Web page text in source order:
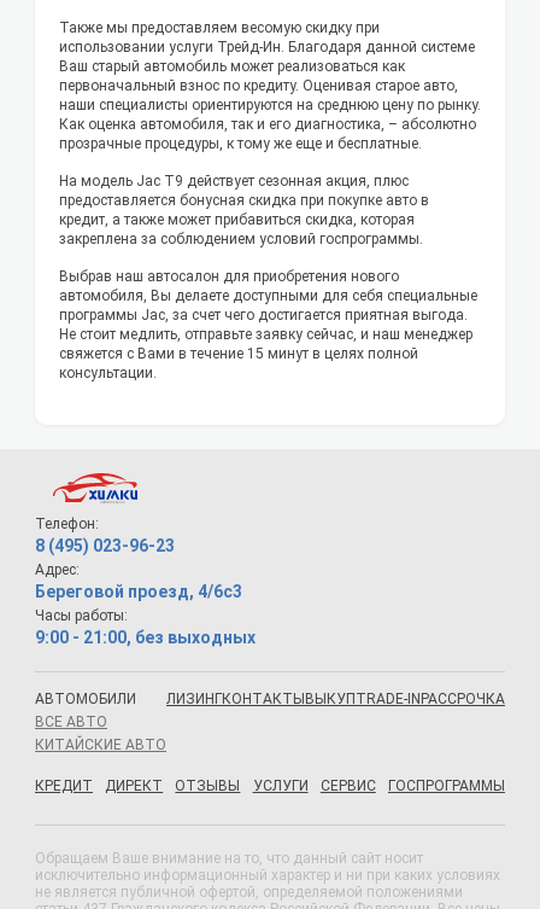
Также мы предоставляем весомую скидку при
использовании услуги Трейд-Ин. Благодаря данной системе
Ваш старый автомобиль может реализоваться как
первоначальный взнос по кредиту. Оценивая старое авто,
наши специалисты ориентируются на среднюю цену по рынку.
Как оценка автомобиля, так и его диагностика, – абсолютно
прозрачные процедуры, к тому же еще и бесплатные.
На модель Jac T9 действует сезонная акция, плюс
предоставляется бонусная скидка при покупке авто в
кредит, а также может прибавиться скидка, которая
закреплена за соблюдением условий госпрограммы.
Выбрав наш автосалон для приобретения нового
автомобиля, Вы делаете доступными для себя специальные
программы Jac, за счет чего достигается приятная выгода.
Не стоит медлить, отправьте заявку сейчас, и наш менеджер
свяжется с Вами в течение 15 минут в целях полной
консультации.
Телефон:
8 (495) 023-96-23
Адрес:
Береговой проезд, 4/6с3
Часы работы:
9:00 - 21:00, без выходных
АВТОМОБИЛИ
ВСЕ АВТО
КИТАЙСКИЕ АВТО
ЛИЗИНГКОНТАКТЫ ВЫКУП TRADE-IN РАССРОЧКА
КРЕДИТ ДИРЕКТ ОТЗЫВЫ УСЛУГИ СЕРВИС ГОСПРОГРАММЫ
Обращаем Ваше внимание на то, что данный сайт носит
исключительно информационный характер и ни при каких условиях
не является публичной офертой, определяемой положениями